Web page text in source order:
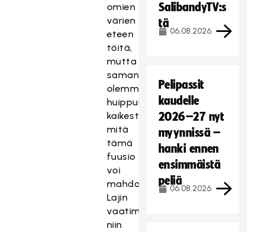
omien
värien
eteen
töitä,
mutta
samanaikaisesti
olemme
huippuinnostuneita
kaikesta
mitä
tämä
fuusio
voi
mahdollistaa.
Lajin
vaatimukset
niin
SalibandyTV:s
tä
06.08.2026
Pelipassit
kaudelle
2026–27 nyt
myynnissä –
hanki ennen
ensimmäistä
peliä
06.08.2026